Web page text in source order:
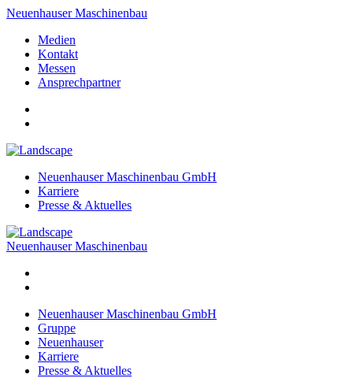
Neuenhauser Maschinenbau
Medien
Kontakt
Messen
Ansprechpartner
Neuenhauser Maschinenbau GmbH
Karriere
Presse & Aktuelles
Neuenhauser Maschinenbau
Neuenhauser Maschinenbau GmbH
Gruppe
Neuenhauser
Karriere
Presse & Aktuelles